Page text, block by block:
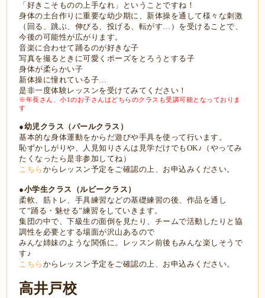
「好きこそものの上手なれ」ということですね！
身体の土台作りに重要な幼少期に、新体操を通して様々な刺激
（回る、跳ぶ、伸びる、投げる、転がす…）を受けることで、
今後の可能性が広がります。
音楽に合わせて踊るのが好きな子
写真を撮るときに可愛くポーズをとろうとする子
身体が柔らかい子
新体操に憧れている子…
是非一度体験レッスンを受けてみてください！
※年長さん、小1のお子さんはどちらのクラスも受講可能となっておりま
す
●幼児クラス（パールクラス）
基本的な身体運動をからだ遊びや手具を使って行います。
恥ずかしがりや、人見知りさんは見学だけでもOK♪（やってみ
たくなったら是非参加してね）
こちら からレッスン予定をご確認の上、お申込みください。
●小学生クラス（ルビークラス）
柔軟、筋トレ、手具練習などの基礎練習の後、作品を通し
て”踊る・魅せる”練習をしていきます。
集団の中で、下級生の面倒を見たり、チームで活動したりと協
調性を必要とする場面が沢山あるので
みんな姉妹のような関係に。レッスン前後もみんな楽しそうで
す♪
こちら からレッスン予定をご確認の上、お申込みください。
高井戸校